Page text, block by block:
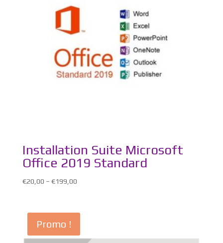
Installation Suite Microsoft
Office 2019 Standard
€20,00 – €199,00
Promo !